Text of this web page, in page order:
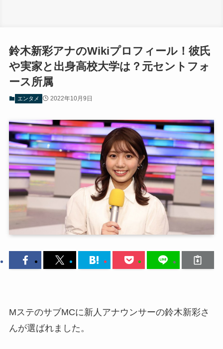
鈴木新彩アナのWikiプロフィール！彼氏
や実家と出身高校大学は？元セントフォ
ース所属
エンタメ 2022年10月9日
MステのサブMCに新人アナウンサーの鈴木新彩さ
んが選ばれました。